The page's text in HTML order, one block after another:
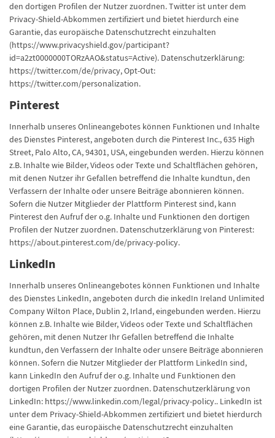
den dortigen Profilen der Nutzer zuordnen. Twitter ist unter dem
Privacy-Shield-Abkommen zertifiziert und bietet hierdurch eine
Garantie, das europäische Datenschutzrecht einzuhalten
(https://www.privacyshield.gov/participant?
id=a2zt0000000TORzAAO&status=Active). Datenschutzerklärung:
https://twitter.com/de/privacy, Opt-Out:
https://twitter.com/personalization.
Pinterest
Innerhalb unseres Onlineangebotes können Funktionen und Inhalte
des Dienstes Pinterest, angeboten durch die Pinterest Inc., 635 High
Street, Palo Alto, CA, 94301, USA, eingebunden werden. Hierzu können
z.B. Inhalte wie Bilder, Videos oder Texte und Schaltflächen gehören,
mit denen Nutzer ihr Gefallen betreffend die Inhalte kundtun, den
Verfassern der Inhalte oder unsere Beiträge abonnieren können.
Sofern die Nutzer Mitglieder der Plattform Pinterest sind, kann
Pinterest den Aufruf der o.g. Inhalte und Funktionen den dortigen
Profilen der Nutzer zuordnen. Datenschutzerklärung von Pinterest:
https://about.pinterest.com/de/privacy-policy.
LinkedIn
Innerhalb unseres Onlineangebotes können Funktionen und Inhalte
des Dienstes LinkedIn, angeboten durch die inkedIn Ireland Unlimited
Company Wilton Place, Dublin 2, Irland, eingebunden werden. Hierzu
können z.B. Inhalte wie Bilder, Videos oder Texte und Schaltflächen
gehören, mit denen Nutzer Ihr Gefallen betreffend die Inhalte
kundtun, den Verfassern der Inhalte oder unsere Beiträge abonnieren
können. Sofern die Nutzer Mitglieder der Plattform LinkedIn sind,
kann LinkedIn den Aufruf der o.g. Inhalte und Funktionen den
dortigen Profilen der Nutzer zuordnen. Datenschutzerklärung von
LinkedIn: https://www.linkedin.com/legal/privacy-policy.. LinkedIn ist
unter dem Privacy-Shield-Abkommen zertifiziert und bietet hierdurch
eine Garantie, das europäische Datenschutzrecht einzuhalten